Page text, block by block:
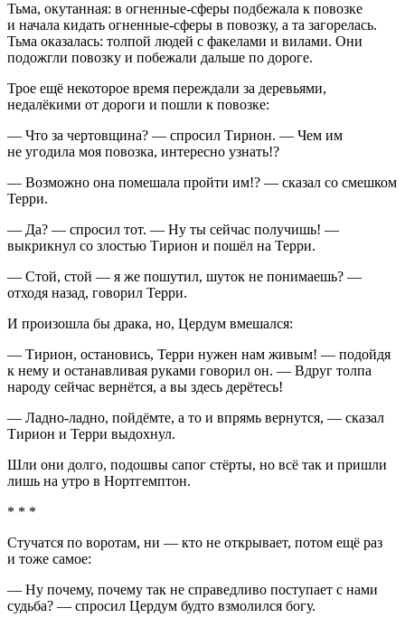
Тьма, окутанная: в огненные-сферы подбежала к повозке
и начала кидать огненные-сферы в повозку, а та загорелась.
Тьма оказалась: толпой людей с факелами и вилами. Они
подожгли повозку и побежали дальше по дороге.
Трое ещё некоторое время переждали за деревьями,
недалёкими от дороги и пошли к повозке:
— Что за чертовщина? — спросил Тирион. — Чем им
не угодила моя повозка, интересно узнать!?
— Возможно она помешала пройти им!? — сказал со смешком
Терри.
— Да? — спросил тот. — Ну ты сейчас получишь! —
выкрикнул со злостью Тирион и пошёл на Терри.
— Стой, стой — я же пошутил, шуток не понимаешь? —
отходя назад, говорил Терри.
И произошла бы драка, но, Цердум вмешался:
— Тирион, остановись, Терри нужен нам живым! — подойдя
к нему и останавливая руками говорил он. — Вдруг толпа
народу сейчас вернётся, а вы здесь дерётесь!
— Ладно-ладно, пойдёмте, а то и впрямь вернутся, — сказал
Тирион и Терри выдохнул.
Шли они долго, подошвы сапог стёрты, но всё так и пришли
лишь на утро в Нортгемптон.
* * *
Стучатся по воротам, ни — кто не открывает, потом ещё раз
и тоже самое:
— Ну почему, почему так не справедливо поступает с нами
судьба? — спросил Цердум будто взмолился богу.